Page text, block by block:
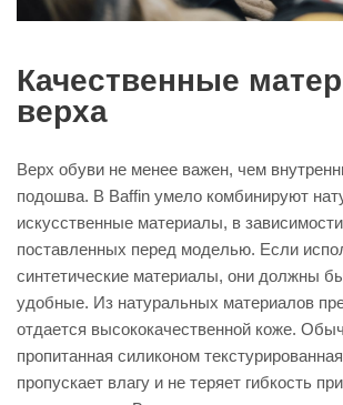
Качественные
верха
Верх обуви не менее важен, чем
подошва. В Baffin умело комбинируют
искусственные материалы, в
поставленных перед моделью. Если
синтетические материалы, они должны
удобные. Из натуральных материалов
отдается высококачественной коже.
пропитанная силиконом
пропускает влагу и не теряет гибкость